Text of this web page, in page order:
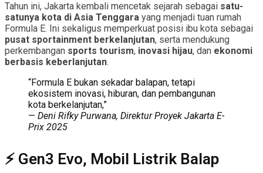
Tahun ini, Jakarta kembali mencetak sejarah sebagai satu-
satunya kota di Asia Tenggara yang menjadi tuan rumah
Formula E. Ini sekaligus memperkuat posisi ibu kota sebagai
pusat sportainment berkelanjutan, serta mendukung
perkembangan sports tourism, inovasi hijau, dan ekonomi
berbasis keberlanjutan.
“Formula E bukan sekadar balapan, tetapi
ekosistem inovasi, hiburan, dan pembangunan
kota berkelanjutan,”
— Deni Rifky Purwana, Direktur Proyek Jakarta E-
Prix 2025
⚡ Gen3 Evo, Mobil Listrik Balap